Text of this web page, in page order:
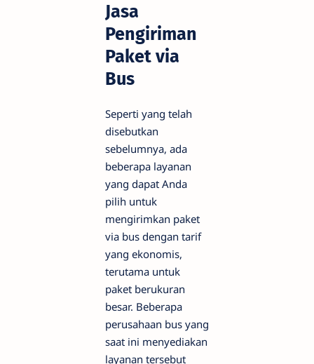
Jasa
Pengiriman
Paket via
Bus
Seperti yang telah
disebutkan
sebelumnya, ada
beberapa layanan
yang dapat Anda
pilih untuk
mengirimkan paket
via bus dengan tarif
yang ekonomis,
terutama untuk
paket berukuran
besar. Beberapa
perusahaan bus yang
saat ini menyediakan
layanan tersebut